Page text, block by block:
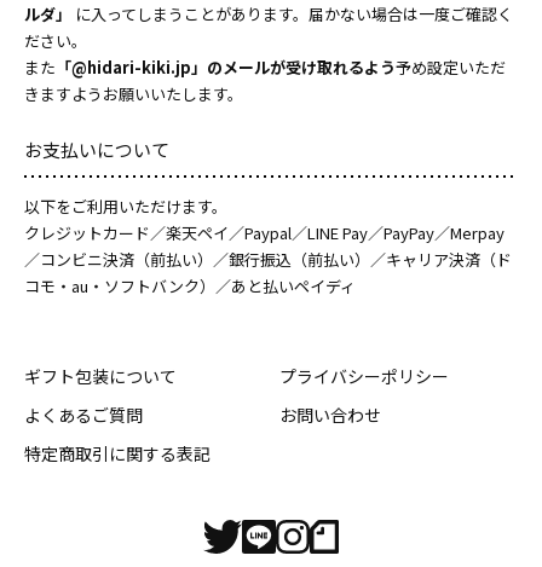
ルダ」
に入ってしまうことがあります。届かない場合は一度ご確認く
ださい。
また 「@hidari-kiki.jp」のメールが受け取れるよう予め設定いただ
きますようお願いいたします。
お支払いについて
以下をご利用いただけます。
クレジットカード／楽天ペイ／Paypal／LINE Pay／PayPay／Merpay
／コンビニ決済（前払い）／銀行振込（前払い）／キャリア決済（ド
コモ・au・ソフトバンク）／あと払いペイディ
ギフト包装について
よくあるご質問
特定商取引に関する表記
プライバシーポリシー
お問い合わせ